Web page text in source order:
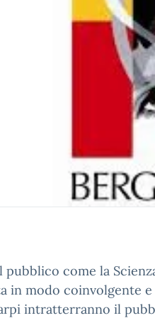
pubblico come la
in modo coinvolgente e
intratterranno il